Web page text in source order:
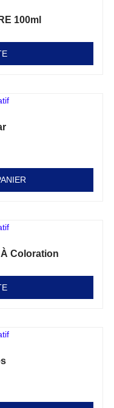
100ml
Coloration